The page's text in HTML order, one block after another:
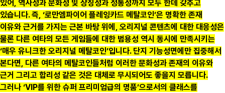
있어, 역사성과 문화성 및 상징성과 정통성까지 모두 한데 갖추고
있습니다. 즉, ‘로만엠파이어 플레잉카드 메탈코인’은 명확한 존재
이유와 근거를 가지는 근본 바탕 위에, 오리지널 콘텐츠에 대한 대응성은
물론 다른 여타의 모든 게임들에 대한 범용성 역시 동시에 만족시키는
‘매우 유니크한 오리지널 메탈코인’입니다. 단지 기능성면에만 집중해서
본다면, 다른 여타의 메탈코인들처럼 이러한 문화성과 존재의 이유와
근거 그리고 합리성 같은 것은 대체로 무시되어도 좋을지 모릅니다.
그러나 ‘VIP를 위한 슈퍼 프리미엄급의 명품’으로서의 클래스를